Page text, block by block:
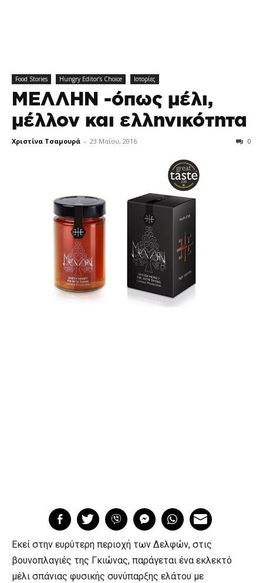
Food Stories Hungry Editor’s Choice Ιστορίες
ΜΕΛΛΗΝ -όπως μέλι,
μέλλον και ελληνικότητα
Χριστίνα Τσαμουρά - 23 Μαΐου, 2016 0
Εκεί στην ευρύτερη περιοχή των Δελφών, στις
βουνοπλαγιές της Γκιώνας, παράγεται ένα εκλεκτό
μέλι σπάνιας φυσικής συνύπαρξης ελάτου με